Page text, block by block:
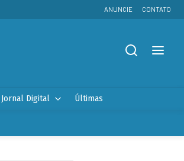
ANUNCIE CONTATO
Jornal Digital Últimas